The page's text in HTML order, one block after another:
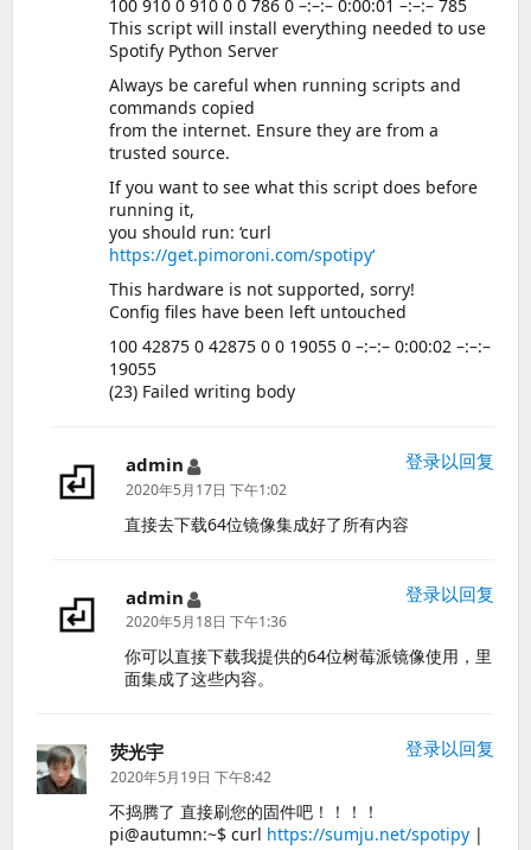
100 910 0 910 0 0 786 0 –:–:– 0:00:01 –:–:– 785
This script will install everything needed to use
Spotify Python Server
Always be careful when running scripts and
commands copied
from the internet. Ensure they are from a
trusted source.
If you want to see what this script does before
running it,
you should run: ‘curl
https://get.pimoroni.com/spotipy‘
This hardware is not supported, sorry!
Config files have been left untouched
100 42875 0 42875 0 0 19055 0 –:–:– 0:00:02 –:–:–
19055
(23) Failed writing body
admin
说
道：
2020年5月17日 下午1:02
直接去下载64位镜像集成好了所有内容
登录以回复
admin
说
道：
2020年5月18日 下午1:36
你可以直接下载我提供的64位树莓派镜像使用，里
面集成了这些内容。
登录以回复
荧光宇
道：
2020年5月19日 下午8:42
不捣腾了 直接刷您的固件吧！！！！
pi@autumn:~$ curl https://sumju.net/spotipy |
登录以回复